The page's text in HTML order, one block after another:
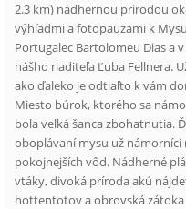
2.3 km) nádhernou prírodou
výhľadmi a fotopauzami k
Portugalec Bartolomeu Dias a
nášho riaditeľa Ľuba Fellnera.
ako ďaleko je odtiaľto k vám
Miesto búrok, ktorého sa
bola veľká šanca zbohatnutia.
oboplávaní mysu už námorníci
pokojnejších vôd. Nádherné
vtáky, divoká príroda akú
hottentotov a obrovská zátoka